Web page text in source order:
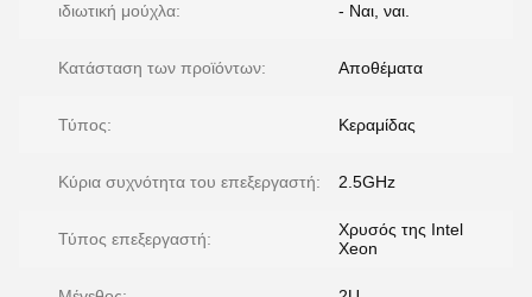
ιδιωτική μούχλα: - Ναι, ναι.
Κατάσταση των προϊόντων: Αποθέματα
Τύπος: Κεραμίδας
Κύρια συχνότητα του επεξεργαστή: 2.5GHz
Τύπος επεξεργαστή:
Χρυσός της Intel
Xeon